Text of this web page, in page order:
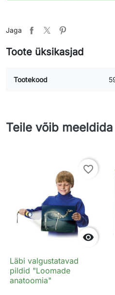
Jaga
Toote üksikasjad
Tootekood
Teile võib meeldida

favorite_border
Läbi valgustatavad
pildid "Loomade
anatoomia"